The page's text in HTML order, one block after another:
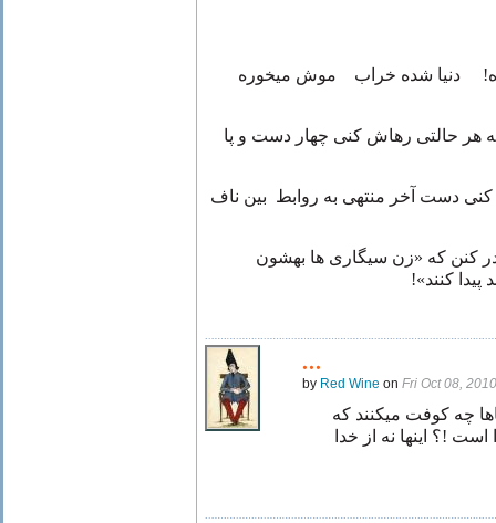
دنیا شده خراب موش میخوره
هر حالتی رهاش کنی چهار دست و پا
دست آخر منتهی به روابط بین ناف
کنن که «زن سیگاری ها بهشون
کنند»!
...
by Red Wine on Fri Oct 08,
چه کوفت میکنند که
!؟ اینها نه از خدا